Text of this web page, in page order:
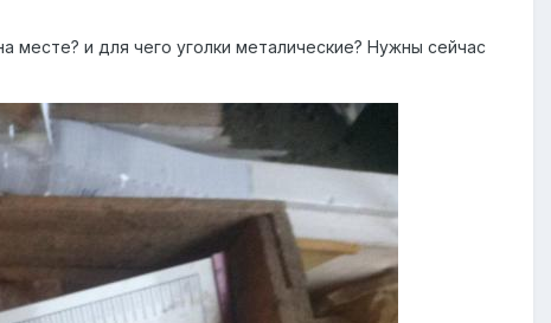
месте? и для чего уголки металические? Нужны сейчас